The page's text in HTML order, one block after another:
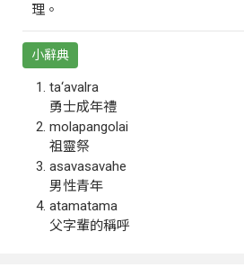
理。
小辭典
ta‘avalra
勇士成年禮
molapangolai
祖靈祭
asavasavahe
男性青年
atamatama
父字輩的稱呼